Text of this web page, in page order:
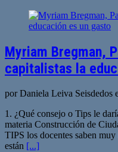
Myriam Bregman,
capitalistas la
por Daniela Leiva Seisdedos
1. ¿Qué consejo o Tips le
materia Construcción de
TIPS los docentes saben
están [...]